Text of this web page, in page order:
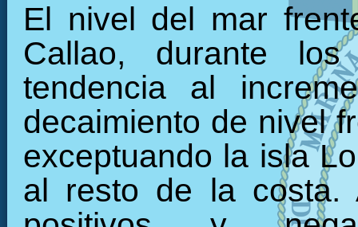
El nivel del mar
Callao, durante
tendencia al
decaimiento de nivel
exceptuando la isla
al resto de la costa.